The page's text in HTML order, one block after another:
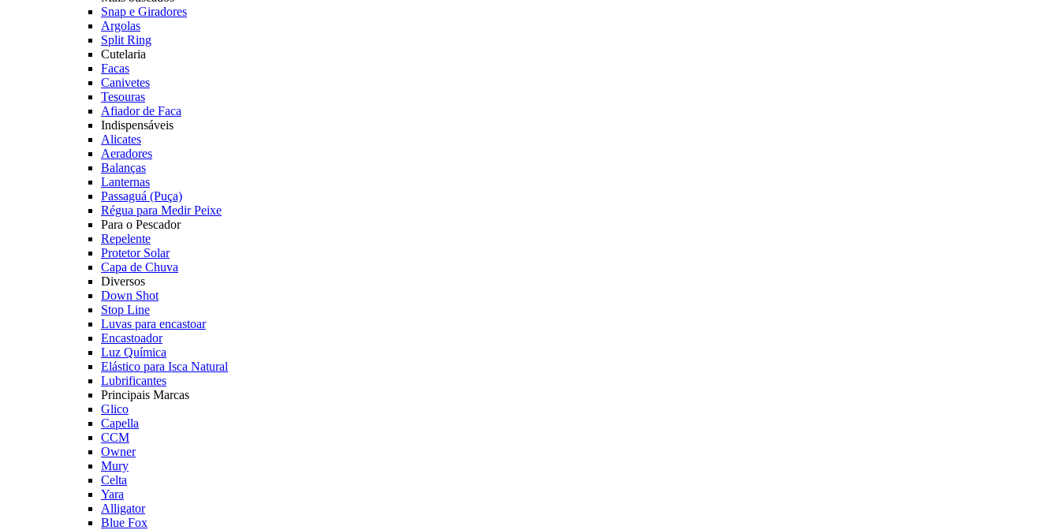
Snap e Giradores
Argolas
Split Ring
Cutelaria
Facas
Canivetes
Tesouras
Afiador de Faca
Indispensáveis
Alicates
Aeradores
Balanças
Lanternas
Passaguá (Puça)
Régua para Medir Peixe
Para o Pescador
Repelente
Protetor Solar
Capa de Chuva
Diversos
Down Shot
Stop Line
Luvas para encastoar
Encastoador
Luz Química
Elástico para Isca Natural
Lubrificantes
Principais Marcas
Glico
Capella
CCM
Owner
Mury
Celta
Yara
Alligator
Blue Fox